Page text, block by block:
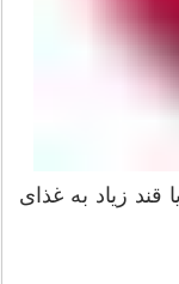
قند زیاد به غذای